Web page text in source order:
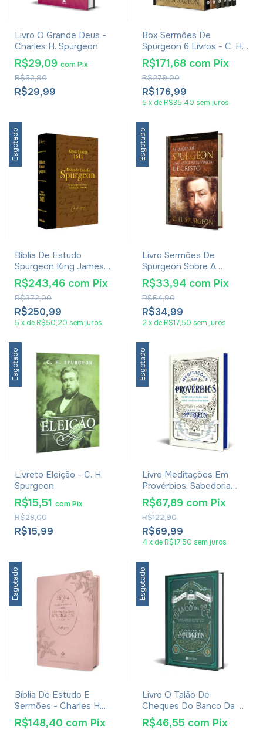
Livro O Grande Deus -
Charles H. Spurgeon
R$29,99
R$52,90
R$29,09 comPix
Box Sermões De
Spurgeon 6 Livros - C. H.
Spurgeon
R$176,99
R$279,00
R$171,68 com Pix
5 x de R$35,40 sem juros
Esgotado
Bíblia De Estudo
Spurgeon King James
1611 Preta E Marrom
R$250,99
R$372,00
R$243,46 com Pix
5 x de R$50,20 sem juros
Esgotado
Livro Sermões De
Spurgeon Sobre A
Segunda Vinda De Cristo
R$34,99
R$54,90
R$33,94 com Pix
2 x de R$17,50 sem juros
Esgotado
Livreto Eleição - C. H.
Spurgeon
R$15,99
R$28,00
R$15,51 comPix
Esgotado
Livro Meditações Em
Provérbios: Sabedoria
Para Uma Vida
Cristocêntrica Vol 2 -
Charles H. Spurgeon
R$69,99
R$122,90
R$67,89 com Pix
4 x de R$17,50 sem juros
Esgotado
Bíblia De Estudo E
Sermões - Charles H.
Spurgeon - Capa Rosé
R$148,40 com Pix
Esgotado
Livro O Talão De
Cheques Do Banco Da Fé
- Charles H. Spurgeon
R$46,55 com Pix